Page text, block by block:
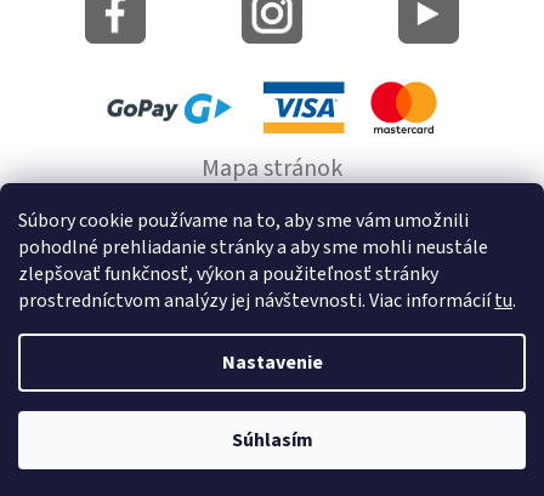
Súbory cookie používame na to, aby sme vám umožnili
pohodlné prehliadanie stránky a aby sme mohli neustále
zlepšovať funkčnosť, výkon a použiteľnosť stránky
prostredníctvom analýzy jej návštevnosti. Viac informáciítu.
Nastavenie
Súhlasím
Mapa stránok
Informácie o cookie
© 2022 GRUND a.s.
Vytvoril Shoptet
Kúpeľňové predložky a doplnky na stenu bez
vŕtania GRUND. Všetky práva vyhradené.